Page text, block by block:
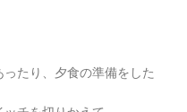
たり、夕食の準備をした